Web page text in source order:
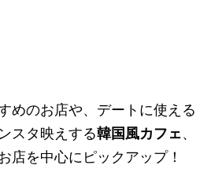
めのお店や、デートに使える
スタ映えする韓国風カフェ、
店を中心にピックアップ！